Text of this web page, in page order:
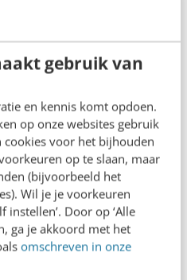
gebruik van
en kennis komt opdoen.
op onze websites gebruik
cookies voor het bijhouden
op te slaan, maar
(bijvoorbeeld het
Wil je je voorkeuren
instellen’. Door op ‘Alle
ga je akkoord met het
omschreven in onze